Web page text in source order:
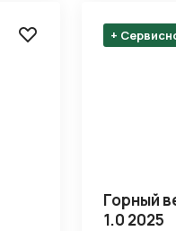
+
Горный
1.0 2025